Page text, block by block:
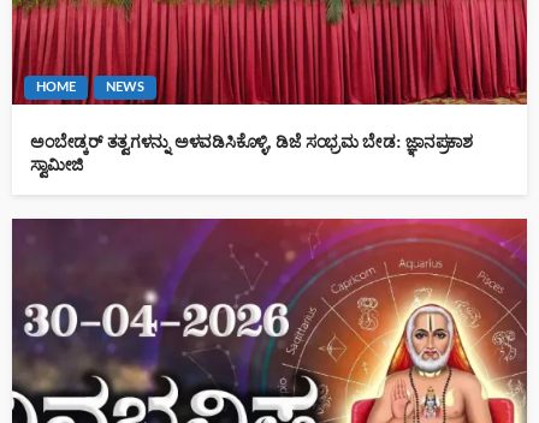
HOME NEWS
ಅಂಬೇಡ್ಕರ್ ತತ್ವಗಳನ್ನು ಅಳವಡಿಸಿಕೊಳ್ಳಿ, ಡಿಜೆ ಸಂಭ್ರಮ ಬೇಡ: ಜ್ಞಾನಪ್ರಕಾಶ
ಸ್ವಾಮೀಜಿ